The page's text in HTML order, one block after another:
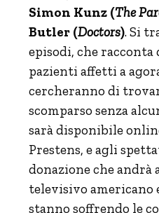
Simon Kunz (The
Butler (Doctors). Si
episodi, che
pazienti affetti a
cercheranno di
scomparso senza
sarà disponibile
Prestens, e agli
donazione che andrà
televisivo americano
stanno soffrendo le